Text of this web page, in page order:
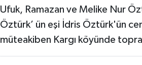
Ufuk, Ramazan ve Melike Nur
Öztürk’ ün eşi İdris Öztürk'ün
müteakiben Kargı köyünde